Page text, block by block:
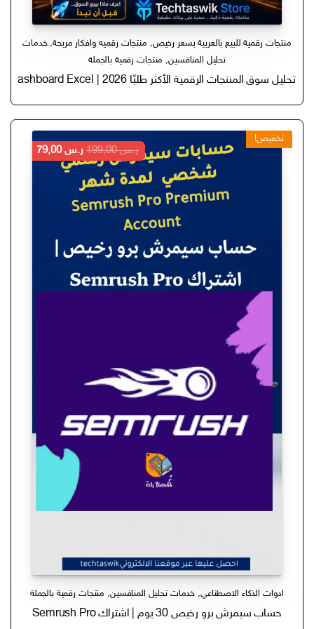
منتجات رقمية للبيع بالعربية بسعر رخيص, منتجات رقميه وافكار مربحة,خدمات
تحليل المنافسين, منتجات رقمية بالجملة
تحليل سوق المنتجات الرقمية الأكثر طلبًا 2026 | Dashboard Excel احترافي + أفكار منتجات رقمية قابلة للبيع
تخفيض!
ادوات الذكاء الاصطناعي, خدمات تحليل المنافسين, منتجات رقمية بالجملة
حساب سيمرش برو رخيص 30 يوم | اشتراك Semrush Pro
ر.س199,00
السعر
الأصلي
هو:
ر.س79,00
السعر